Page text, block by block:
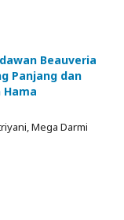
Beauveria
Panjang dan
Mega Darmi